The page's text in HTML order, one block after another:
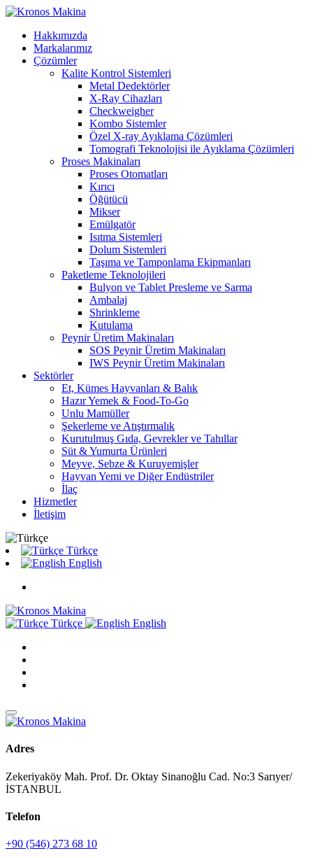
Hakkımızda
Markalarımız
Çözümler
Kalite Kontrol Sistemleri
Metal Dedektörler
X-Ray Cihazları
Checkweigher
Kombo Sistemler
Özel X-ray Ayıklama Çözümleri
Tomografi Teknolojisi ile Ayıklama Çözümleri
Proses Makinaları
Proses Otomatları
Kırıcı
Öğütücü
Mikser
Emülgatör
Isıtma Sistemleri
Dolum Sistemleri
Taşıma ve Tamponlama Ekipmanları
Paketleme Teknolojileri
Bulyon ve Tablet Presleme ve Sarma
Ambalaj
Shrinkleme
Kutulama
Peynir Üretim Makinaları
SOS Peynir Üretim Makinaları
IWS Peynir Üretim Makinaları
Sektörler
Et, Kümes Hayvanları & Balık
Hazır Yemek & Food-To-Go
Unlu Mamüller
Şekerleme ve Atıştırmalık
Kurutulmuş Gıda, Gevrekler ve Tahıllar
Süt & Yumurta Ürünleri
Meyve, Sebze & Kuruyemişler
Hayvan Yemi ve Diğer Endüstriler
İlaç
Hizmetler
İletişim
Türkçe
English
Türkçe English
Adres
Zekeriyaköy Mah. Prof. Dr. Oktay Sinanoğlu Cad. No:3 Sarıyer/
İSTANBUL
Telefon
+90 (546) 273 68 10